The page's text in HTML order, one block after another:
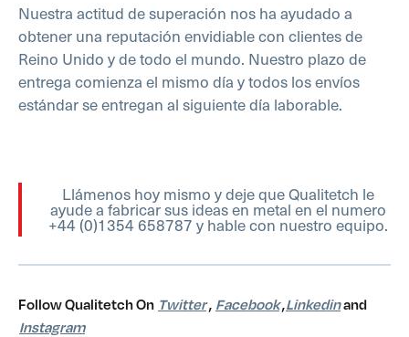
Nuestra actitud de superación nos ha ayudado a
obtener una reputación envidiable con clientes de
Reino Unido y de todo el mundo. Nuestro plazo de
entrega comienza el mismo día y todos los envíos
estándar se entregan al siguiente día laborable.
Llámenos hoy mismo y deje que Qualitetch le
ayude a fabricar sus ideas en metal en el numero
+44 (0)1354 658787 y hable con nuestro equipo.
Follow Qualitetch On Twitter, Facebook,Linkedinand
Instagram